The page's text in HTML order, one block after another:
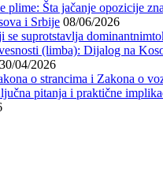
plime: Šta jačanje opozicije
i Srbije 08/06/2026
se suprotstavlja
(limba): Dijalog na
30/04/2026
o strancima i Zakona o
pitanja i praktične